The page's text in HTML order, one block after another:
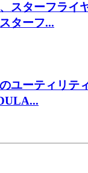
スターフライ
ターフ...
のユーティリテ